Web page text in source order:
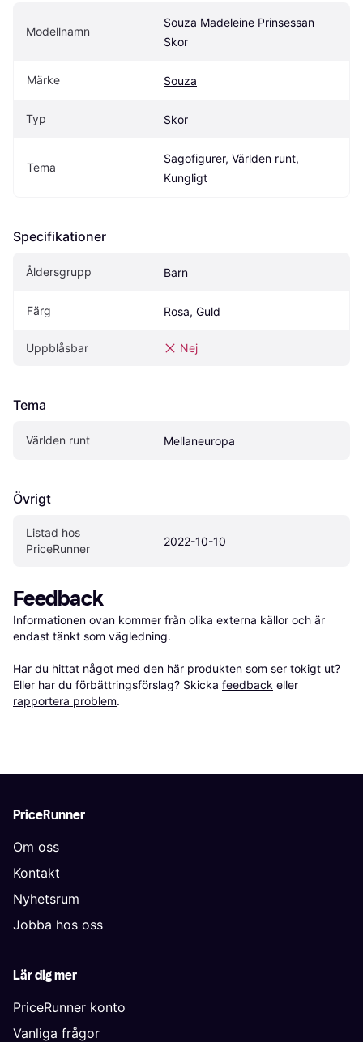
Modellnamn
Souza Madeleine Prinsessan
Skor
Märke Souza
Typ Skor
Tema
Sagofigurer, Världen runt,
Kungligt
Specifikationer
Åldersgrupp Barn
Färg Rosa, Guld
Uppblåsbar Nej
Tema
Världen runt Mellaneuropa
Övrigt
Listad hos
PriceRunner
2022-10-10
Feedback
Informationen ovan kommer från olika externa källor och är
endast tänkt som vägledning.
Har du hittat något med den här produkten som ser tokigt ut?
Eller har du förbättringsförslag? Skicka feedback eller
rapportera problem.
PriceRunner
Om oss
Kontakt
Nyhetsrum
Jobba hos oss
Lär dig mer
PriceRunner konto
Vanliga frågor